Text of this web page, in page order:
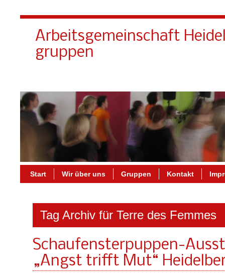
Arbeitsgemeinschaft
gruppen
Start Wir über uns Gruppen Kontakt
Tag Archiv für Terre des Femmes
Schaufensterpuppen-
„Angst trifft Mut“